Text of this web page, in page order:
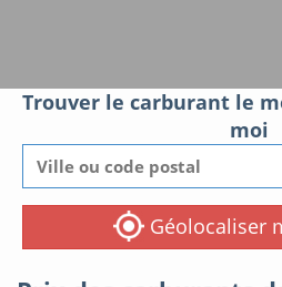
Trouver le carburant le
moi
Géolocaliser